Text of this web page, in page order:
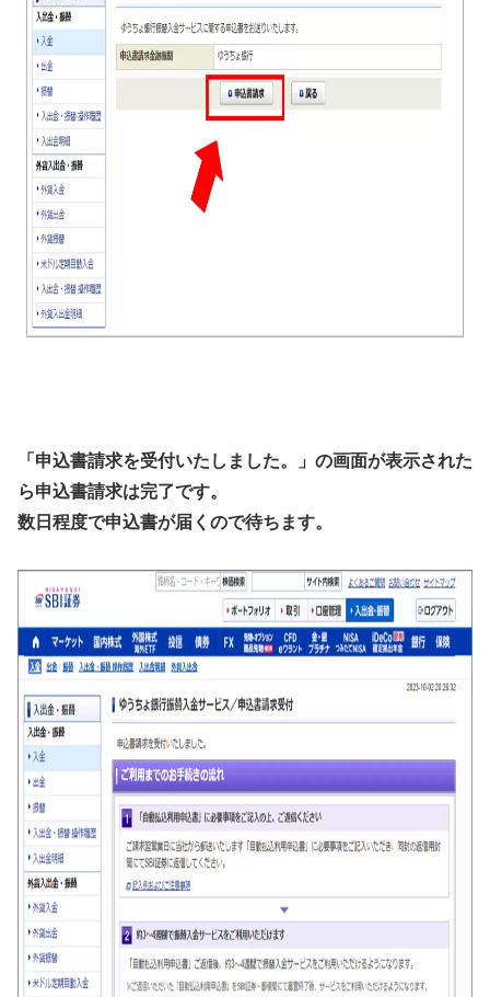
「申込書請求を受付いたしました。」の画面が表示された
ら申込書請求は完了です。
数日程度で申込書が届くので待ちます。